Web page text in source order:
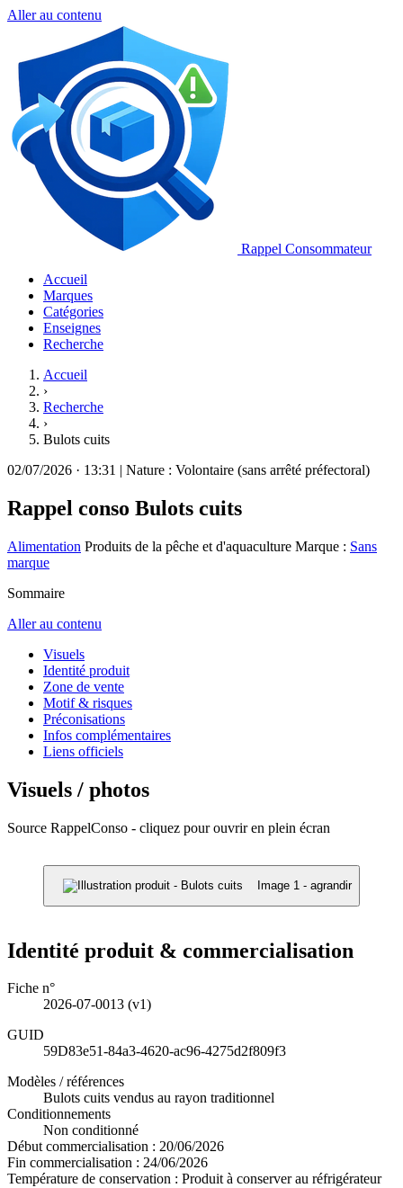
Aller au contenu
Rappel Consommateur
Accueil
Marques
Catégories
Enseignes
Recherche
Accueil
›
Recherche
›
Bulots cuits
02/07/2026 · 13:31 | Nature : Volontaire (sans arrêté préfectoral)
Rappel conso Bulots cuits
Alimentation Produits de la pêche et d'aquaculture Marque : Sans
marque
Sommaire
Aller au contenu
Visuels
Identité produit
Zone de vente
Motif & risques
Préconisations
Infos complémentaires
Liens officiels
Visuels / photos
Source RappelConso - cliquez pour ouvrir en plein écran
Image 1 - agrandir
Identité produit & commercialisation
Fiche n°
2026-07-0013 (v1)
GUID
59D83e51-84a3-4620-ac96-4275d2f809f3
Modèles / références
Bulots cuits vendus au rayon traditionnel
Conditionnements
Non conditionné
Début commercialisation : 20/06/2026
Fin commercialisation : 24/06/2026
Température de conservation : Produit à conserver au réfrigérateur